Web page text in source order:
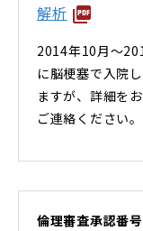
解析
2014年10月～
に脳梗塞で入院
ますが、詳細を
ご連絡ください。
倫理審査承認番